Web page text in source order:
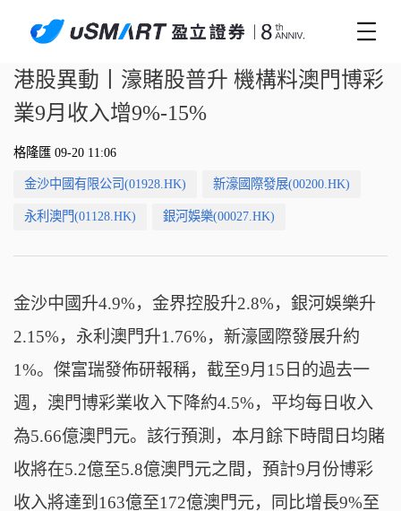
港股異動丨濠賭股普升 機構料澳門博彩
業9月收入增9%-15%
格隆匯 09-20 11:06
金沙中國有限公司(01928.HK) 新濠國際發展(00200.HK)
永利澳門(01128.HK) 銀河娛樂(00027.HK)
金沙中國升4.9%，金界控股升2.8%，銀河娛樂升
2.15%，永利澳門升1.76%，新濠國際發展升約
1%。傑富瑞發佈研報稱，截至9月15日的過去一
週，澳門博彩業收入下降約4.5%，平均每日收入
為5.66億澳門元。該行預測，本月餘下時間日均賭
收將在5.2億至5.8億澳門元之間，預計9月份博彩
收入將達到163億至172億澳門元，同比增長9%至